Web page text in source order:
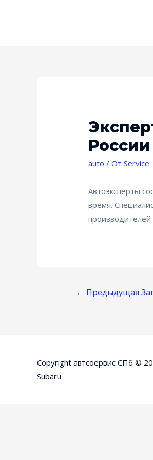
auto / От Service
Автоэксперты
время.
← Предыдущая
Copyright автсоервис СПб ©
Subaru